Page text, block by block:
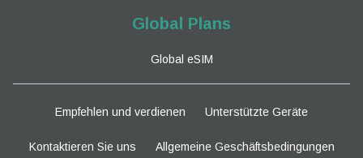
Global Plans
Global eSIM
Empfehlen und verdienen Unterstützte Geräte
Kontaktieren Sie uns Allgemeine Geschäftsbedingungen